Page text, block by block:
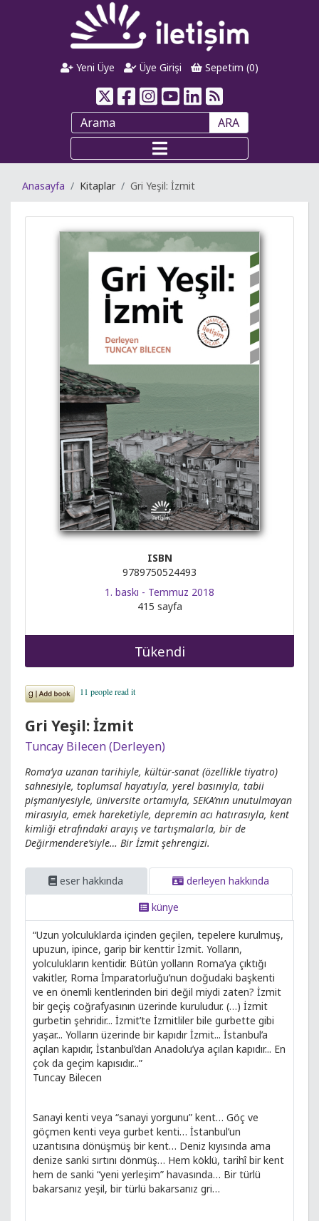
Yeni Üye Üye Girişi Sepetim (0)
ARA
Anasayfa Kitaplar Gri Yeşil: İzmit
ISBN
9789750524493
1. baskı - Temmuz 2018
415 sayfa
Tükendi
Gri Yeşil: İzmit
Tuncay Bilecen (Derleyen)
Roma’ya uzanan tarihiyle, kültür-sanat (özellikle tiyatro)
sahnesiyle, toplumsal hayatıyla, yerel basınıyla, tabii
pişmaniyesiyle, üniversite ortamıyla, SEKA’nın unutulmayan
mirasıyla, emek hareketiyle, depremin acı hatırasıyla, kent
kimliği etrafındaki arayış ve tartışmalarla, bir de
Değirmendere’siyle… Bir İzmit şehrengizi.
eser hakkında
derleyen hakkında
künye
“Uzun yolculuklarda içinden geçilen, tepelere kurulmuş,
upuzun, ipince, garip bir kenttir İzmit. Yolların,
yolculukların kentidir. Bütün yolların Roma’ya çıktığı
vakitler, Roma İmparatorluğu’nun doğudaki başkenti
ve en önemli kentlerinden biri değil miydi zaten? İzmit
bir geçiş coğrafyasının üzerinde kuruludur. (…) İzmit
gurbetin şehridir... İzmit’te İzmitliler bile gurbette gibi
yaşar... Yolların üzerinde bir kapıdır İzmit... İstanbul’a
açılan kapıdır, İstanbul’dan Anadolu’ya açılan kapıdır... En
çok da geçim kapısıdır...”
Tuncay Bilecen
Sanayi kenti veya “sanayi yorgunu” kent… Göç ve
göçmen kenti veya gurbet kenti… İstanbul’un
uzantısına dönüşmüş bir kent… Deniz kıyısında ama
denize sanki sırtını dönmüş… Hem köklü, tarihî bir kent
hem de sanki “yeni yerleşim” havasında… Bir türlü
bakarsanız yeşil, bir türlü bakarsanız gri…